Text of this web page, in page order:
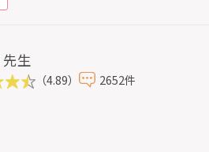
先生
（4.89） 2652件